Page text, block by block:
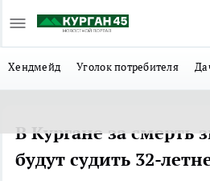
Хендмейд Уголок потребителя
В Кургане за смерть
будут судить 32-